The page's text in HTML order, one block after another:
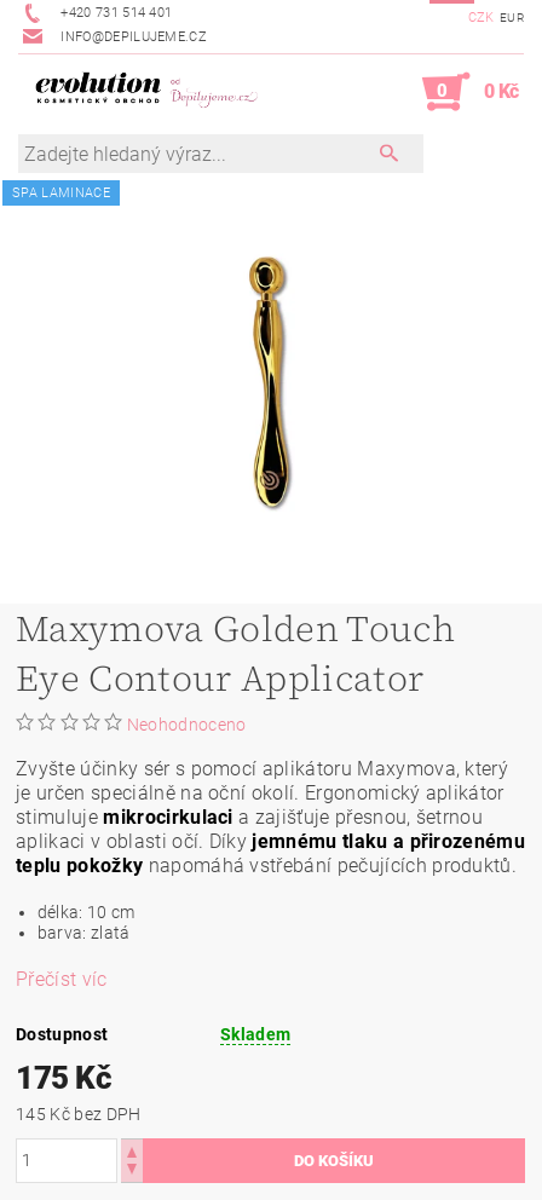
+420 731 514 401
INFO@DEPILUJEME.CZ
CZK EUR
0 0 Kč
SPA LAMINACE
Maxymova Golden Touch
Eye Contour Applicator
Neohodnoceno
Zvyšte účinky sér s pomocí aplikátoru Maxymova, který
je určen speciálně na oční okolí. Ergonomický aplikátor
stimulujemikrocirkulaci a zajišťuje přesnou, šetrnou
aplikaci v oblasti očí. Díkyjemnému tlaku a přirozenému
teplu pokožky napomáhá vstřebání pečujících produktů.
délka: 10 cm
barva: zlatá
Přečíst víc
Dostupnost Skladem
175 Kč
145 Kč bez DPH